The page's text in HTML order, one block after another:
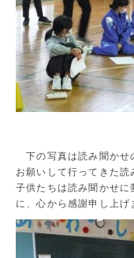
下の写真は読み聞かせ
お願いして行ってきた読
子供たちは読み聞かせに
に、心から感謝申し上げ